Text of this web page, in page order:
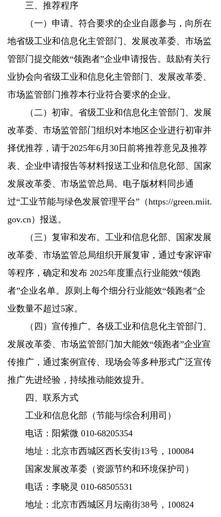
三、推荐程序
（一）申请。符合要求的企业自愿参与，向所在
地省级工业和信息化主管部门、发展改革委、市场监
管部门提交能效“领跑者”企业申请报告。鼓励有关行
业协会向省级工业和信息化主管部门、发展改革委、
市场监管部门推荐本行业符合要求的企业。
（二）初审。省级工业和信息化主管部门、发展
改革委、市场监管部门组织对本地区企业进行初审并
择优推荐，请于2025年6月30日前将推荐意见及推荐
表、企业申请报告等材料报送工业和信息化部、国家
发展改革委、市场监管总局。电子版材料同步通
过“工业节能与绿色发展管理平台”（https://green.miit.
gov.cn）报送。
（三）复审和发布。工业和信息化部、国家发展
改革委、市场监管总局组织开展复审，通过专家评审
等程序，确定和发布 2025年度重点行业能效“领跑
者”企业名单。原则上每个细分行业能效“领跑者”企
业数量不超过5家。
（四）宣传推广。各级工业和信息化主管部门、
发展改革委、市场监管部门加大能效“领跑者”企业宣
传推广，通过案例宣传、现场会等多种形式广泛宣传
推广先进经验，持续推动能效提升。
四、联系方式
工业和信息化部（节能与综合利用司）
电话：阳紫微 010-68205354
地址：北京市西城区西长安街13号，100084
国家发展改革委（资源节约和环境保护司）
电话：李晓灵 010-68505531
地址：北京市西城区月坛南街38号，100824